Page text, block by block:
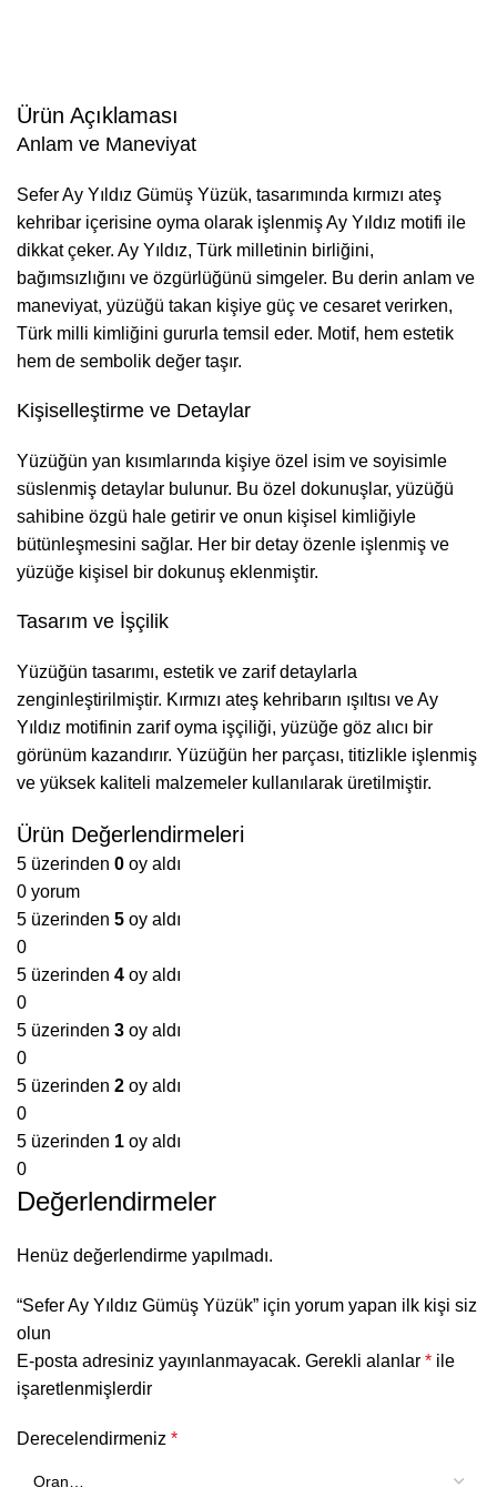
Ürün Açıklaması
Anlam ve Maneviyat
Sefer Ay Yıldız Gümüş Yüzük, tasarımında kırmızı ateş
kehribar içerisine oyma olarak işlenmiş Ay Yıldız motifi ile
dikkat çeker. Ay Yıldız, Türk milletinin birliğini,
bağımsızlığını ve özgürlüğünü simgeler. Bu derin anlam ve
maneviyat, yüzüğü takan kişiye güç ve cesaret verirken,
Türk milli kimliğini gururla temsil eder. Motif, hem estetik
hem de sembolik değer taşır.
Kişiselleştirme ve Detaylar
Yüzüğün yan kısımlarında kişiye özel isim ve soyisimle
süslenmiş detaylar bulunur. Bu özel dokunuşlar, yüzüğü
sahibine özgü hale getirir ve onun kişisel kimliğiyle
bütünleşmesini sağlar. Her bir detay özenle işlenmiş ve
yüzüğe kişisel bir dokunuş eklenmiştir.
Tasarım ve İşçilik
Yüzüğün tasarımı, estetik ve zarif detaylarla
zenginleştirilmiştir. Kırmızı ateş kehribarın ışıltısı ve Ay
Yıldız motifinin zarif oyma işçiliği, yüzüğe göz alıcı bir
görünüm kazandırır. Yüzüğün her parçası, titizlikle işlenmiş
ve yüksek kaliteli malzemeler kullanılarak üretilmiştir.
Ürün Değerlendirmeleri
5 üzerinden 0 oy aldı
0 yorum
5 üzerinden 5 oy aldı
0
5 üzerinden 4 oy aldı
0
5 üzerinden 3 oy aldı
0
5 üzerinden 2 oy aldı
0
5 üzerinden 1 oy aldı
0
Değerlendirmeler
Henüz değerlendirme yapılmadı.
“Sefer Ay Yıldız Gümüş Yüzük” için yorum yapan ilk kişi siz
olun
E-posta adresiniz yayınlanmayacak. Gerekli alanlar * ile
işaretlenmişlerdir
Derecelendirmeniz *